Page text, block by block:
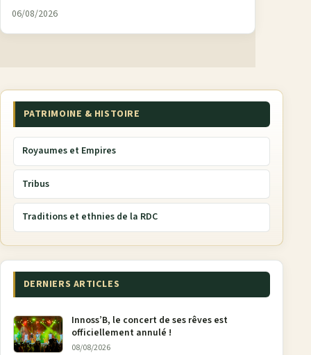
06/08/2026
PATRIMOINE & HISTOIRE
Royaumes et Empires
Tribus
Traditions et ethnies de la RDC
DERNIERS ARTICLES
Innoss’B, le concert de ses rêves est
officiellement annulé !
08/08/2026